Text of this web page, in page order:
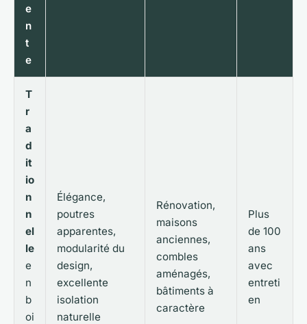
e
n
t
e
T
r
a
d
it
io
n
n
el
le
e
n
b
oi
Élégance,
poutres
apparentes,
modularité du
design,
excellente
isolation
naturelle
Rénovation,
maisons
anciennes,
combles
aménagés,
bâtiments à
caractère
Plus
de 100
ans
avec
entreti
en